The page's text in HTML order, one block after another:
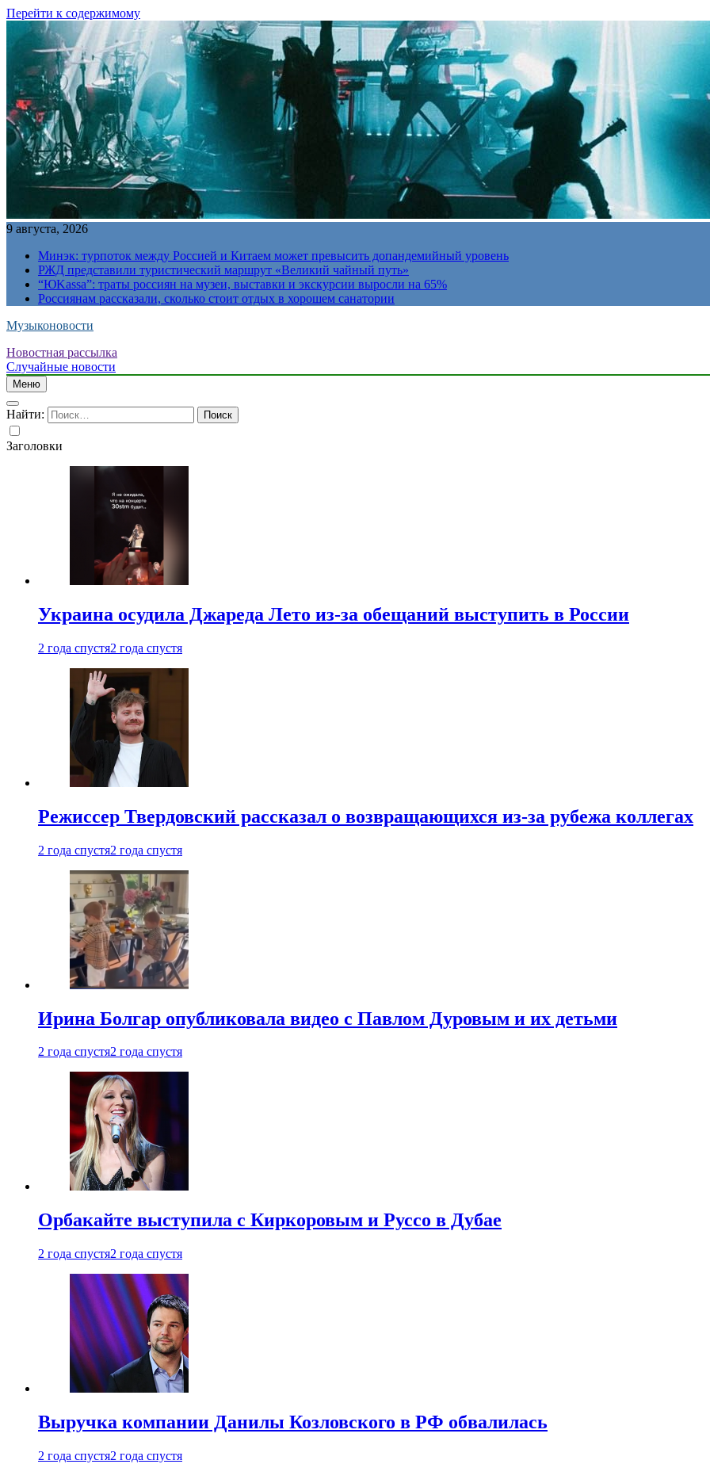
Перейти к содержимому
9 августа, 2026
Минэк: турпоток между Россией и Китаем может превысить допандемийный уровень
РЖД представили туристический маршрут «Великий чайный путь»
“ЮKassa”: траты россиян на музеи, выставки и экскурсии выросли на 65%
Россиянам рассказали, сколько стоит отдых в хорошем санатории
Музыконовости
Новостная рассылка
Случайные новости
Меню
Найти:
Заголовки
Украина осудила Джареда Лето из-за обещаний выступить в России
2 года спустя2 года спустя
Режиссер Твердовский рассказал о возвращающихся из-за рубежа коллегах
2 года спустя2 года спустя
Ирина Болгар опубликовала видео с Павлом Дуровым и их детьми
2 года спустя2 года спустя
Орбакайте выступила с Киркоровым и Руссо в Дубае
2 года спустя2 года спустя
Выручка компании Данилы Козловского в РФ обвалилась
2 года спустя2 года спустя